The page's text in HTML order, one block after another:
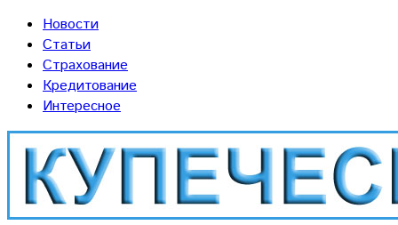
Новости
Статьи
Страхование
Кредитование
Интересное